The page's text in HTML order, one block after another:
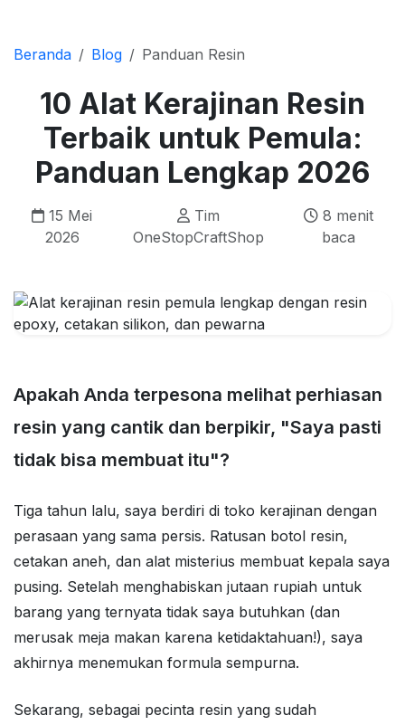
Beranda Blog Panduan Resin
10 Alat Kerajinan Resin
Terbaik untuk Pemula:
Panduan Lengkap 2026
15 Mei
2026
Tim
OneStopCraftShop
8 menit
baca
Apakah Anda terpesona melihat perhiasan
resin yang cantik dan berpikir, "Saya pasti
tidak bisa membuat itu"?
Tiga tahun lalu, saya berdiri di toko kerajinan dengan
perasaan yang sama persis. Ratusan botol resin,
cetakan aneh, dan alat misterius membuat kepala saya
pusing. Setelah menghabiskan jutaan rupiah untuk
barang yang ternyata tidak saya butuhkan (dan
merusak meja makan karena ketidaktahuan!), saya
akhirnya menemukan formula sempurna.
Sekarang, sebagai pecinta resin yang sudah